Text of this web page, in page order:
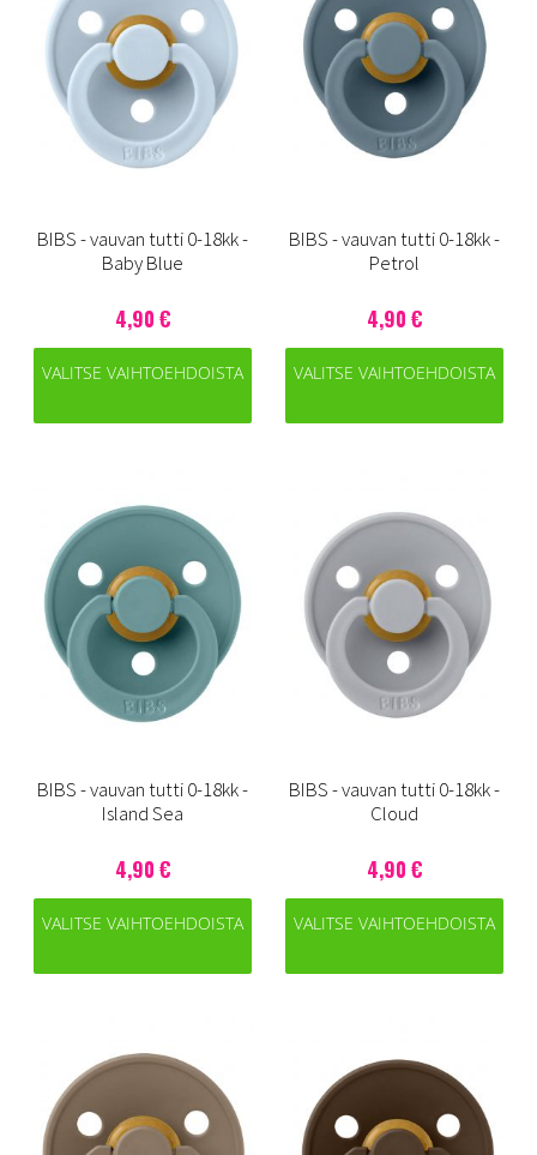
BIBS - vauvan tutti 0-18kk -
Baby Blue
4,90 €
VALITSE VAIHTOEHDOISTA
BIBS - vauvan tutti 0-18kk -
Petrol
4,90 €
VALITSE VAIHTOEHDOISTA
BIBS - vauvan tutti 0-18kk -
Island Sea
4,90 €
VALITSE VAIHTOEHDOISTA
BIBS - vauvan tutti 0-18kk -
Cloud
4,90 €
VALITSE VAIHTOEHDOISTA